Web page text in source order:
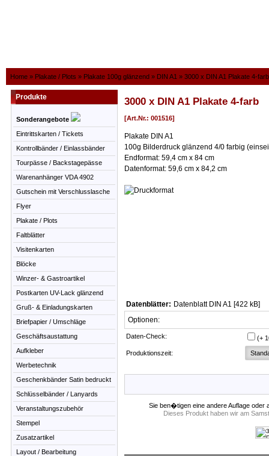
Home » Plakate / Plots » Plakate 100g glänzend » DIN A1 » 3000 x DIN A1 Plakate 4-farb
Produkte
Sonderangebote
Eintrittskarten / Tickets
Kontrollbänder / Einlassbänder
Tourpässe / Backstagepässe
Warenanhänger VDA 4902
Gutschein mit Verschlusslasche
Flyer
Plakate / Plots
Faltblätter
Visitenkarten
Blöcke
Winzer- & Gastroartikel
Postkarten UV-Lack glänzend
Gruß- & Einladungskarten
Briefpapier / Umschläge
Geschäftsaustattung
Aufkleber
Werbetechnik
Geschenkbänder Satin bedruckt
Schlüsselbänder / Lanyards
Veranstaltungszubehör
Stempel
Zusatzartikel
Layout / Bearbeitung
3000 x DIN A1 Plakate 4-farb
[Art.Nr.: 001516]
Plakate DIN A1
100g Bilderdruck glänzend 4/0 farbig
Endformat: 59,4 cm x 84 cm
Datenformat: 59,6 cm x 84,2 cm
Datenblätter: Datenblatt DIN A1 [422 kB]
Optionen:
Daten-Check: (+
Produktionszeit:
Sie ben�tigen eine andere Auflage
Dieses Produkt haben wir am